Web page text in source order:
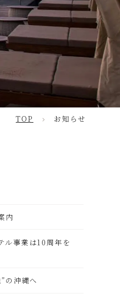
TOP お知らせ
内
ル事業は10周年を
の沖縄へ